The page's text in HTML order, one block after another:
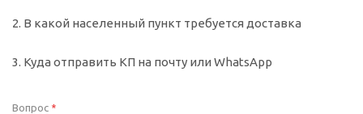
2. В какой населенный пункт требуется доставка
3. Куда отправить КП на почту или WhatsApp
Вопрос *